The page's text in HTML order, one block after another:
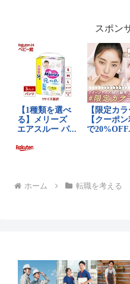
スポン
ホーム 転職を考える